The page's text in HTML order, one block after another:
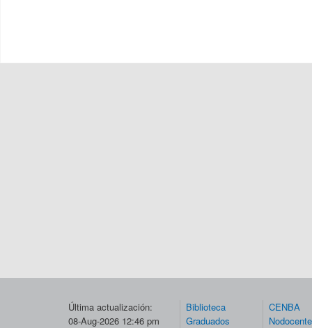
Última actualización:
08-Aug-2026 12:46 pm
Biblioteca
Graduados
CENBA